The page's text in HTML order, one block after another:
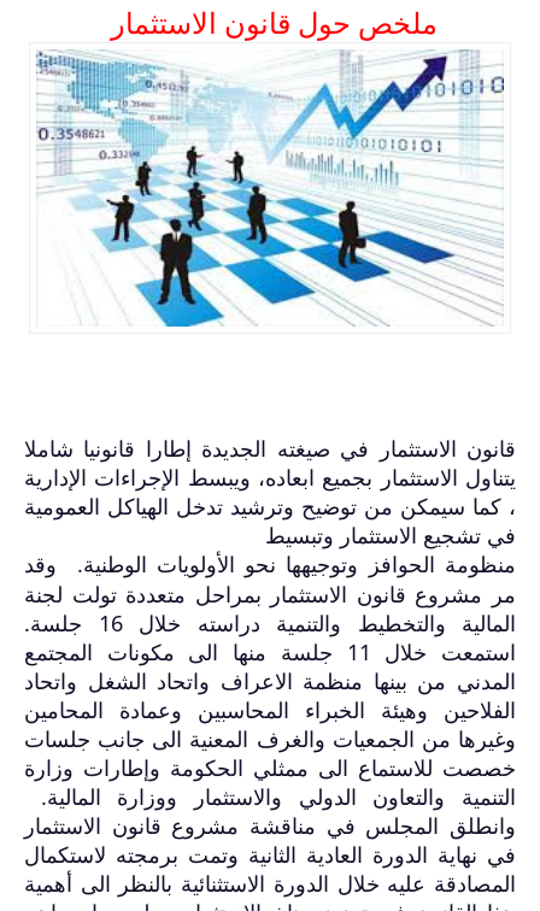
ملخص حول قانون الاستثمار
قانون الاستثمار في صيغته الجديدة إطارا قانونيا شاملا
يتناول الاستثمار بجميع ابعاده، ويبسط الإجراءات الإدارية
، كما سيمكن من توضيح وترشيد تدخل الهياكل العمومية
في تشجيع الاستثمار وتبسيط
منظومة الحوافز وتوجيهها نحو الأولويات الوطنية. وقد
مر مشروع قانون الاستثمار بمراحل متعددة تولت لجنة
المالية والتخطيط والتنمية دراسته خلال 16 جلسة.
استمعت خلال 11 جلسة منها الى مكونات المجتمع
المدني من بينها منظمة الاعراف واتحاد الشغل واتحاد
الفلاحين وهيئة الخبراء المحاسبين وعمادة المحامين
وغيرها من الجمعيات والغرف المعنية الى جانب جلسات
خصصت للاستماع الى ممثلي الحكومة وإطارات وزارة
التنمية والتعاون الدولي والاستثمار ووزارة المالية.
وانطلق المجلس في مناقشة مشروع قانون الاستثمار
في نهاية الدورة العادية الثانية وتمت برمجته لاستكمال
المصادقة عليه خلال الدورة الاستثنائية بالنظر الى أهمية